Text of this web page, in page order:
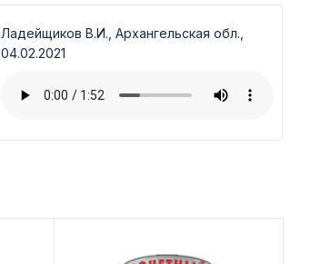
Ладейщиков В.И., Архангельская обл.,
04.02.2021